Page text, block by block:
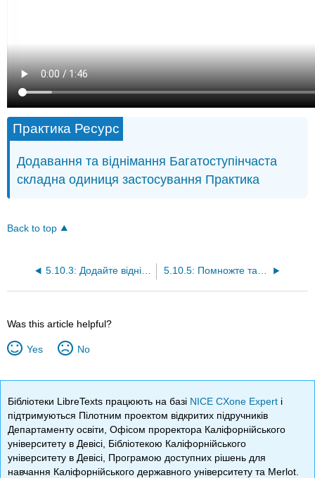
Практика Ресурс
Додавання та віднімання Багатоступінчаста
складна одиниця застосування Практика
Back to top
5.10.3: Додайте віднімання та конвертуйте, щоб знайти літри та мілілітри
Was this article helpful?
Yes No
Бібліотеки LibreTexts працюють на базі NICE CXone Expert і
підтримуються Пілотним проектом відкритих підручників
Департаменту освіти, Офісом проректора Каліфорнійського
університету в Девісі, Бібліотекою Каліфорнійського
університету в Девісі, Програмою доступних рішень для
навчання Каліфорнійського державного університету та Merlot.